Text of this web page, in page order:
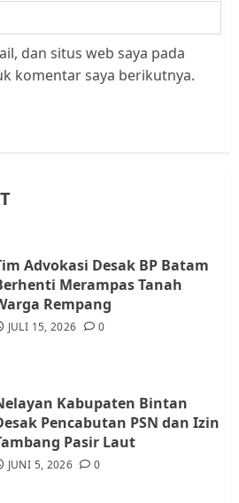
dan situs web saya pada
komentar saya berikutnya.
Advokasi Desak BP Batam
Merampas Tanah
Rempang
JULI 15, 2026 0
Kabupaten Bintan
Pencabutan PSN dan Izin
Pasir Laut
JUNI 5, 2026 0
Pemko Batam, Warga
Rempang Ajukan
Warga
JULI 17, 2026 0
JULI 15, 2026 0